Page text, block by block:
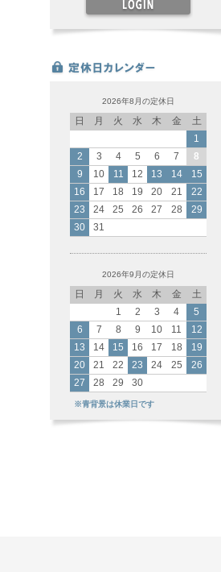
2026年8月の定休日
日 月 火 水 木 金
土
1
2
3 4 5 6 7
8
9
10 11 12 13 14
15
16
17 18 19 20 21
22
23
24 25 26 27 28
29
30
31
2026年9月の定休日
日 月 火 水 木 金
土
1
2 3 4
5
6
7 8 9 10 11
12
13
14 15 16 17 18
19
20
21 22 23 24 25
26
27
28 29 30
※青背景は休業日です